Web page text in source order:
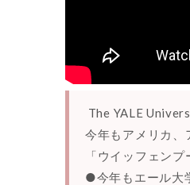
The YALE
今年もアメリカ、
「ウイッフェン
●今年もエール大